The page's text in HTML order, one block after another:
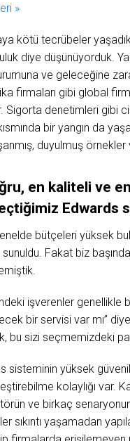
»
kötü tecrübeler
diye düşünüyorduk.
ve geleceğine
firmaları gibi global
Sigorta denetimleri gibi
bir yangın da
duyulmuş
en kaliteli ve en
Edwards
bütçeleri yüksek
Fakat biz
işverenler genellikle bir
bir servisi var mı”
bu sizi seçmemizdeki
yüksek
kolaylığı var.
ve birkaç
sıkıntı yaşamadan